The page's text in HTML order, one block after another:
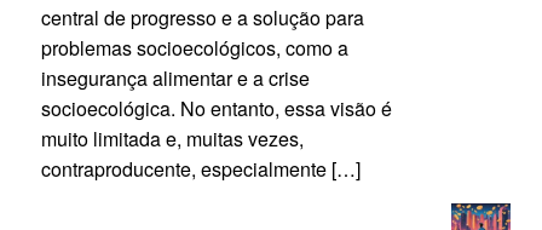
central de progresso e a solução para
problemas socioecológicos, como a
insegurança alimentar e a crise
socioecológica. No entanto, essa visão é
muito limitada e, muitas vezes,
contraproducente, especialmente […]